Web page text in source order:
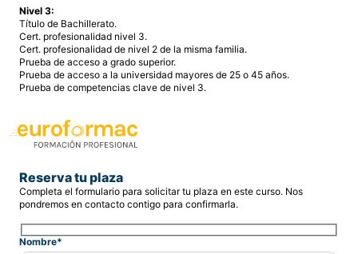
Nivel 3:
Título de Bachillerato.
Cert. profesionalidad nivel 3.
Cert. profesionalidad de nivel 2 de la misma familia.
Prueba de acceso a grado superior.
Prueba de acceso a la universidad mayores de 25 o 45 años.
Prueba de competencias clave de nivel 3.
Reserva tu plaza
Completa el formulario para solicitar tu plaza en este curso. Nos
pondremos en contacto contigo para confirmarla.
Nombre*